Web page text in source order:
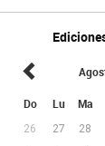
Do Lu Ma
26 27 28